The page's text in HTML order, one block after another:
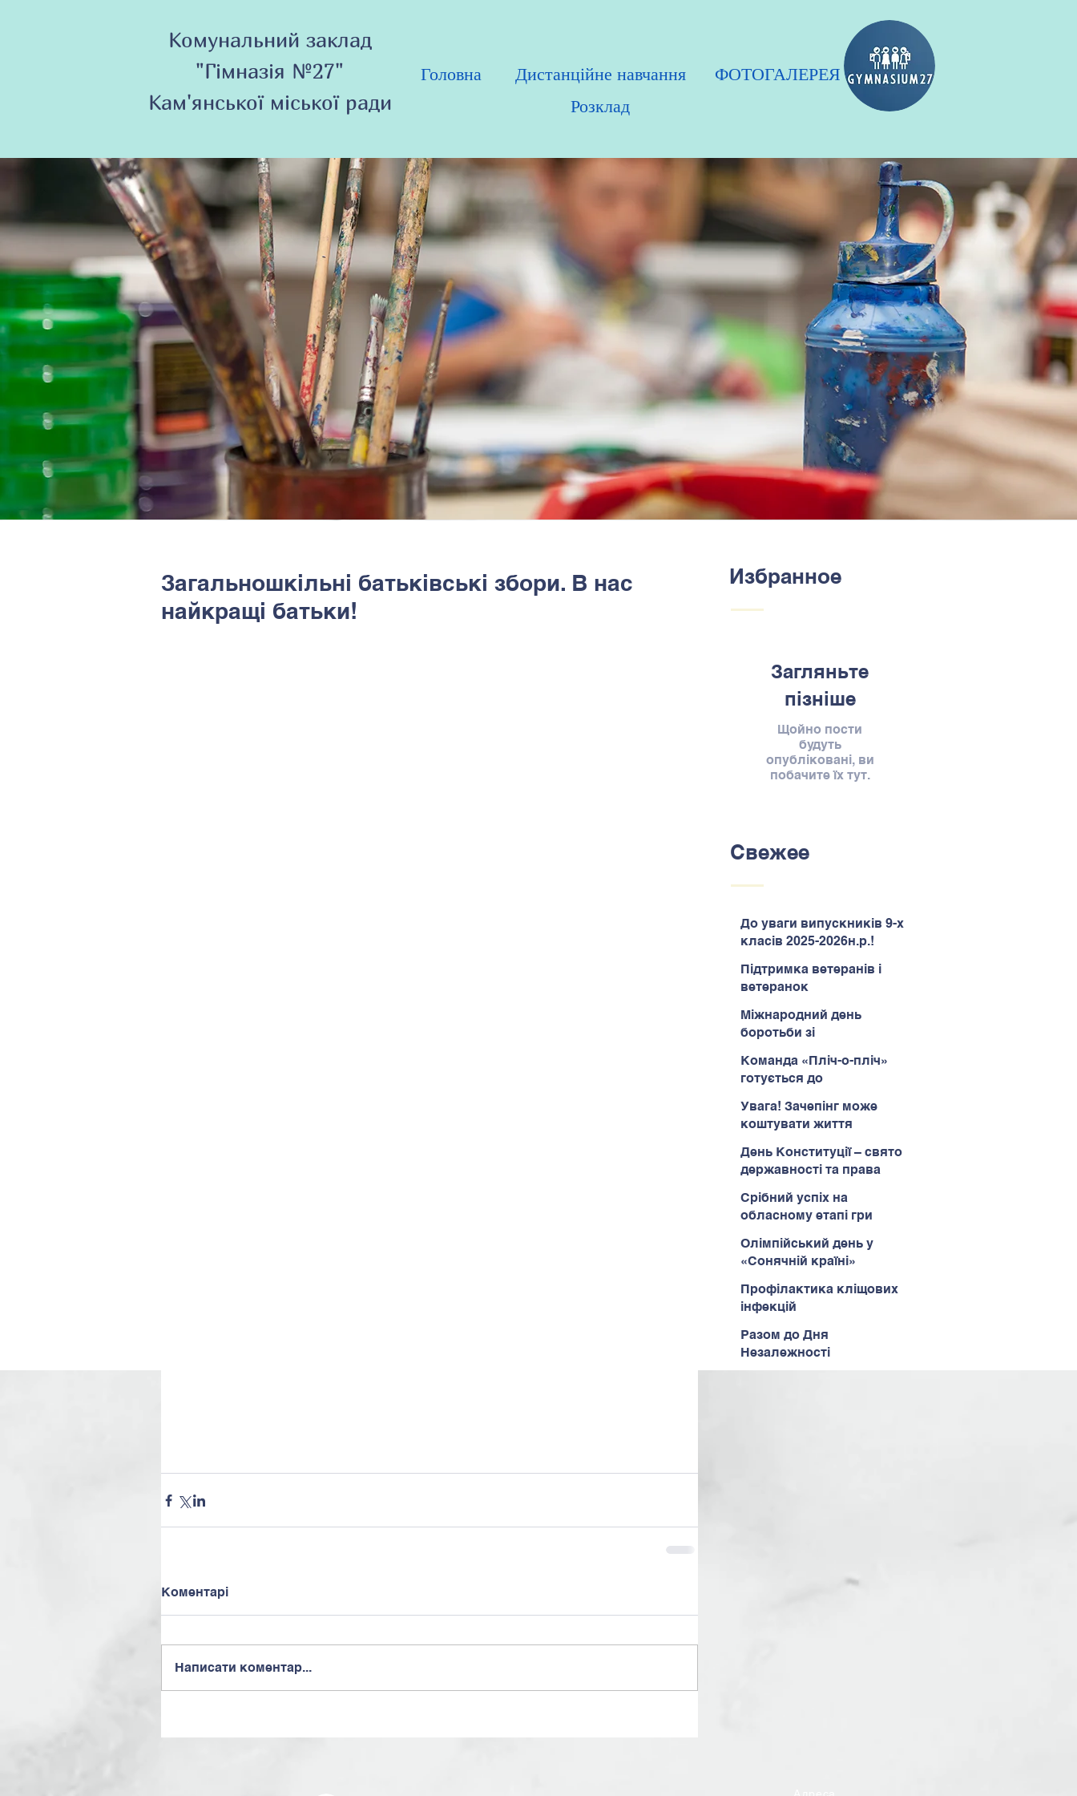
Комунальний заклад
"Гімназія №27"
Кам'янської міської ради
Головна
Дистанційне навчання
Розклад
ФОТОГАЛЕРЕЯ
Избранное
Загляньте
пізніше
Щойно пости
будуть
опубліковані, ви
побачите їх тут.
Свежее
До уваги випускників 9-х
класів 2025-2026н.р.!
Підтримка ветеранів і
ветеранок
Міжнародний день
боротьби зі
наркотиками
Команда «Пліч-о-пліч»
готується до
Увага! Зачепінг може
коштувати життя
День Конституції – свято
державності та права
Срібний успіх на
обласному етапі гри
Олімпійський день у
«Сонячній країні»
Профілактика кліщових
інфекцій
Разом до Дня
Незалежності
Загальношкільні батьківські збори. В нас
найкращі батьки!
Коментарі
Написати коментар...